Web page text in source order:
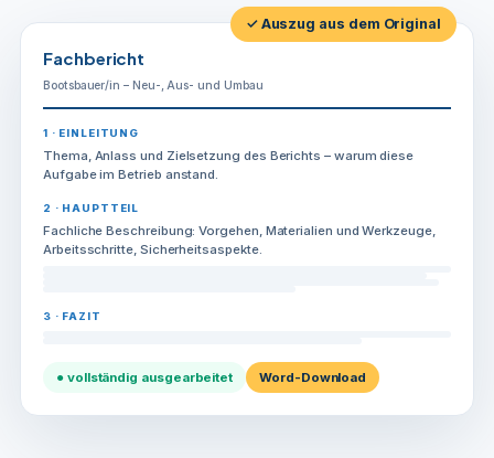
Umbau
✓ Auszug aus dem Original
Fachbericht
Bootsbauer/in – Neu-, Aus- und Umbau
1 · EINLEITUNG
Thema, Anlass und Zielsetzung des Berichts – warum diese
Aufgabe im Betrieb anstand.
2 · HAUPTTEIL
Fachliche Beschreibung: Vorgehen, Materialien und Werkzeuge,
Arbeitsschritte, Sicherheitsaspekte.
3 · FAZIT
● vollständig ausgearbeitet Word-Download